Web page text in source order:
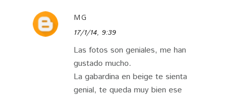
MG
17/1/14, 9:39
Las fotos son geniales, me han
gustado mucho.
La gabardina en beige te sienta
genial, te queda muy bien ese